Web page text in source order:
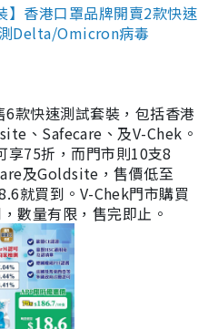
】香港口罩品牌開賣2款快速
Delta/Omicron病毒
款快速測試套裝，包括香港
、Safecare、及V-Chek。
享75折，而門市則10支8
及Goldsite，售價低至
就買到。V-Chek門市購買
數量有限，售完即止。